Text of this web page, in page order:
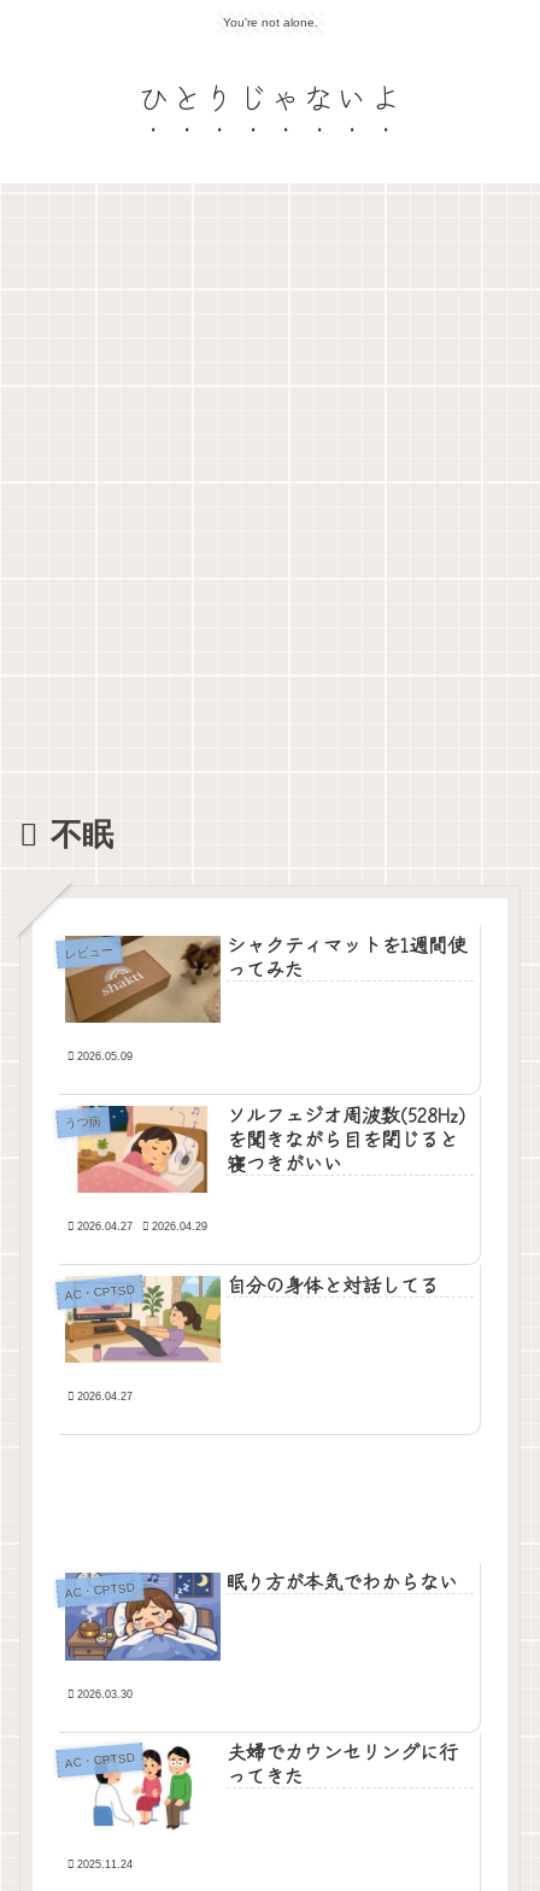
You're not alone.
ひとりじゃないよ
不眠
レビュー
シャクティマットを1週間使
ってみた
2026.05.09
うつ病
ソルフェジオ周波数(528Hz)
を聞きながら目を閉じると
寝つきがいい
2026.04.27 2026.04.29
AC・CPTSD 自分の身体と対話してる
2026.04.27
AC・CPTSD 眠り方が本気でわからない
2026.03.30
AC・CPTSD
夫婦でカウンセリングに行
ってきた
2025.11.24